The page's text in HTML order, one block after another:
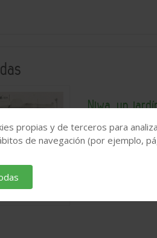
Niwa, un
2026-07-29
propias y de terceros para
de navegación (por ejemplo,